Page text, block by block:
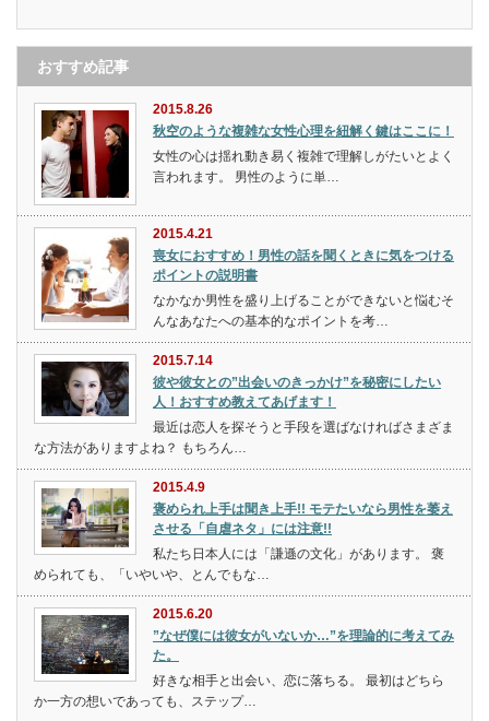
おすすめ記事
2015.8.26
秋空のような複雑な女性心理を紐解く鍵はここに！
女性の心は揺れ動き易く複雑で理解しがたいとよく
言われます。 男性のように単…
2015.4.21
喪女におすすめ！男性の話を聞くときに気をつける
ポイントの説明書
なかなか男性を盛り上げることができないと悩むそ
んなあなたへの基本的なポイントを考…
2015.7.14
彼や彼女との”出会いのきっかけ”を秘密にしたい
人！おすすめ教えてあげます！
最近は恋人を探そうと手段を選ばなければさまざま
な方法がありますよね？ もちろん…
2015.4.9
褒められ上手は聞き上手!! モテたいなら男性を萎え
させる「自虐ネタ」には注意!!
私たち日本人には「謙遜の文化」があります。 褒
められても、「いやいや、とんでもな…
2015.6.20
”なぜ僕には彼女がいないか…”を理論的に考えてみ
た。
好きな相手と出会い、恋に落ちる。 最初はどちら
か一方の想いであっても、ステップ…